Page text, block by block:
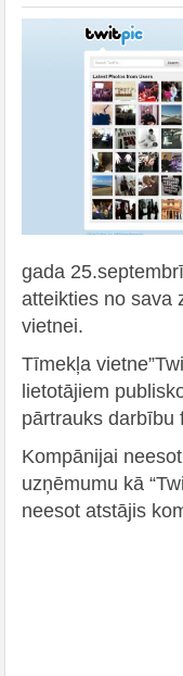
gada
atteikties no sava
vietnei.
Tīmekļa
lietotājiem
pārtrauks darbību
Kompānijai
uzņēmumu kā
neesot atstājis